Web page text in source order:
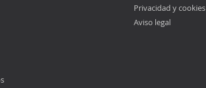
Privacidad y cookies
Aviso legal